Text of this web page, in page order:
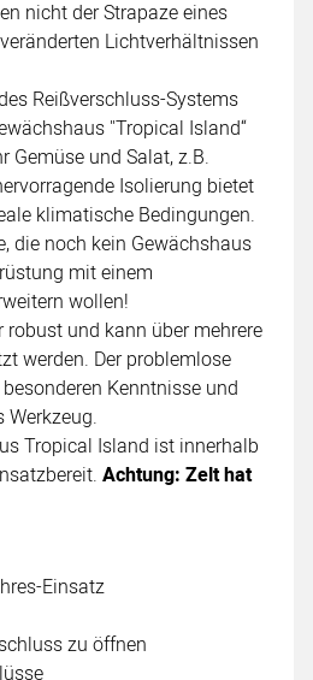
nicht der Strapaze eines
Lichtverhältnissen
Reißverschluss-Systems
"Tropical Island“
Gemüse und Salat, z.B.
Isolierung bietet
klimatische Bedingungen.
die noch kein Gewächshaus
mit einem
wollen!
und kann über mehrere
werden. Der problemlose
Kenntnisse und
Tropical Island ist innerhalb
Achtung: Zelt hat
Einsatz
zu öffnen